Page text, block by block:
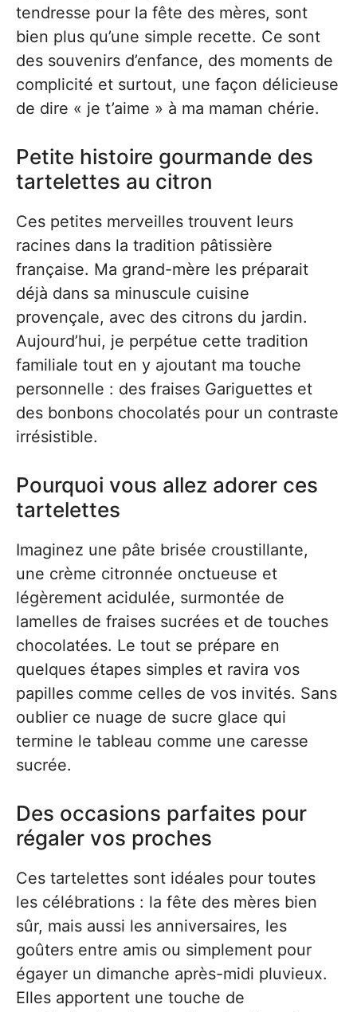
tendresse pour la fête des mères, sont
bien plus qu’une simple recette. Ce sont
des souvenirs d’enfance, des moments de
complicité et surtout, une façon délicieuse
de dire « je t’aime » à ma maman chérie.
Petite histoire gourmande des
tartelettes au citron
Ces petites merveilles trouvent leurs
racines dans la tradition pâtissière
française. Ma grand-mère les préparait
déjà dans sa minuscule cuisine
provençale, avec des citrons du jardin.
Aujourd’hui, je perpétue cette tradition
familiale tout en y ajoutant ma touche
personnelle : des fraises Gariguettes et
des bonbons chocolatés pour un contraste
irrésistible.
Pourquoi vous allez adorer ces
tartelettes
Imaginez une pâte brisée croustillante,
une crème citronnée onctueuse et
légèrement acidulée, surmontée de
lamelles de fraises sucrées et de touches
chocolatées. Le tout se prépare en
quelques étapes simples et ravira vos
papilles comme celles de vos invités. Sans
oublier ce nuage de sucre glace qui
termine le tableau comme une caresse
sucrée.
Des occasions parfaites pour
régaler vos proches
Ces tartelettes sont idéales pour toutes
les célébrations : la fête des mères bien
sûr, mais aussi les anniversaires, les
goûters entre amis ou simplement pour
égayer un dimanche après-midi pluvieux.
Elles apportent une touche de